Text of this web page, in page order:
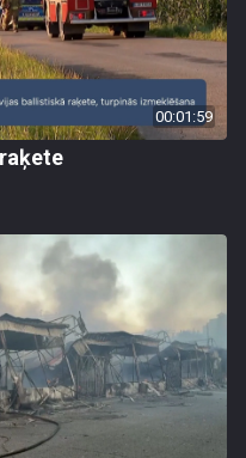
00:01:59